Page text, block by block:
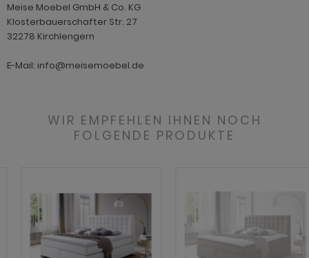
Meise Moebel GmbH & Co. KG
Klosterbauerschafter Str. 27
32278 Kirchlengern
E-Mail: info@meisemoebel.de
WIR EMPFEHLEN IHNEN NOCH
FOLGENDE PRODUKTE